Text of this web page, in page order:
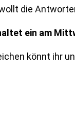
die
ein am
könnt ihr